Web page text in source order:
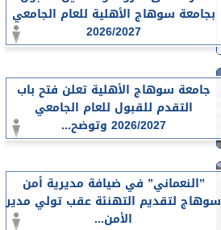
بجامعة سوهاج الأهلية للعام الجامعي
2026/2027
جامعة سوهاج الأهلية تعلن فتح باب
التقدم للقبول للعام الجامعي
2026/2027 وتوضح...
”النعماني” في ضيافة مديرية أمن
سوهاج لتقديم التهنئة عقب تولي مدير
الأمن...